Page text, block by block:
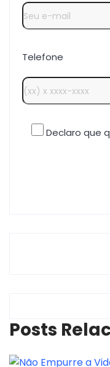
Telefone
Declaro que
Posts